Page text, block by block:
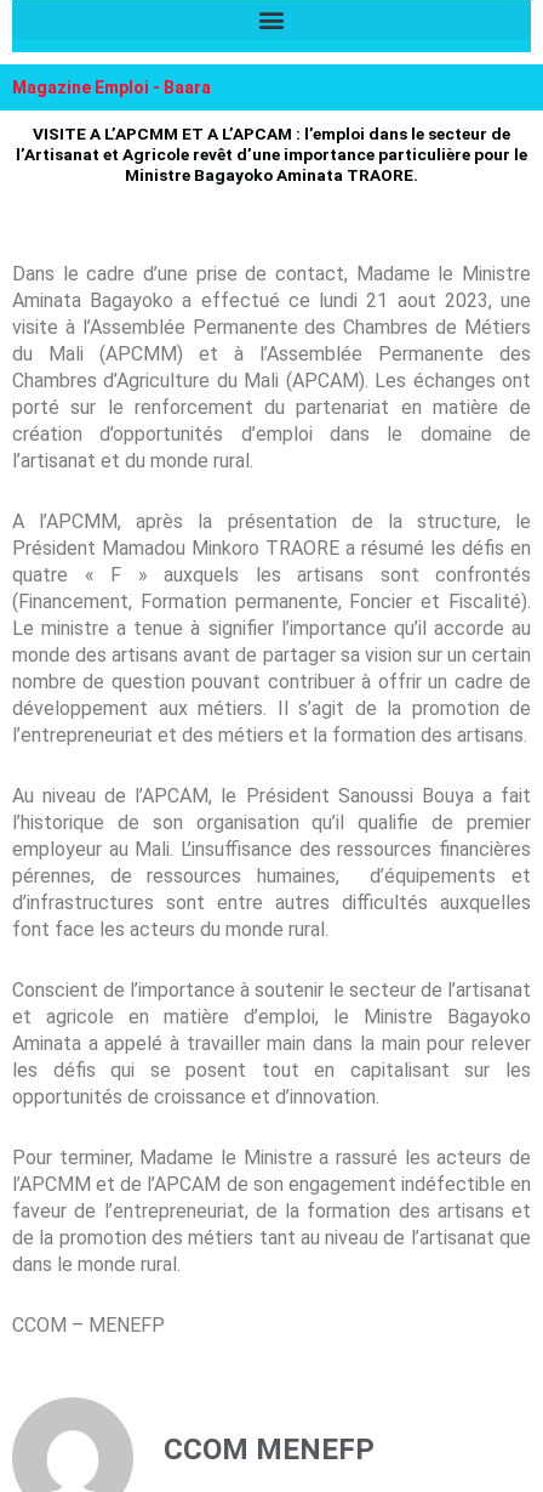
o
e
i
Magazine Emploi - Baara
VISITE A L’APCMM ET A L’APCAM : l’emploi dans le secteur de
l’Artisanat et Agricole revêt d’une importance particulière pour le
Ministre Bagayoko Aminata TRAORE.
Dans le cadre d’une prise de contact, Madame le Ministre
Aminata Bagayoko a effectué ce lundi 21 aout 2023, une
visite à l’Assemblée Permanente des Chambres de Métiers
du Mali (APCMM) et à l’Assemblée Permanente des
Chambres d’Agriculture du Mali (APCAM). Les échanges ont
porté sur le renforcement du partenariat en matière de
création d’opportunités d’emploi dans le domaine de
l’artisanat et du monde rural.
A l’APCMM, après la présentation de la structure, le
Président Mamadou Minkoro TRAORE a résumé les défis en
quatre « F » auxquels les artisans sont confrontés
(Financement, Formation permanente, Foncier et Fiscalité).
Le ministre a tenue à signifier l’importance qu’il accorde au
monde des artisans avant de partager sa vision sur un certain
nombre de question pouvant contribuer à offrir un cadre de
développement aux métiers. Il s’agit de la promotion de
l’entrepreneuriat et des métiers et la formation des artisans.
Au niveau de l’APCAM, le Président Sanoussi Bouya a fait
l’historique de son organisation qu’il qualifie de premier
employeur au Mali. L’insuffisance des ressources financières
pérennes, de ressources humaines, d’équipements et
d’infrastructures sont entre autres difficultés auxquelles
font face les acteurs du monde rural.
Conscient de l’importance à soutenir le secteur de l’artisanat
et agricole en matière d’emploi, le Ministre Bagayoko
Aminata a appelé à travailler main dans la main pour relever
les défis qui se posent tout en capitalisant sur les
opportunités de croissance et d’innovation.
Pour terminer, Madame le Ministre a rassuré les acteurs de
l’APCMM et de l’APCAM de son engagement indéfectible en
faveur de l’entrepreneuriat, de la formation des artisans et
de la promotion des métiers tant au niveau de l’artisanat que
dans le monde rural.
CCOM – MENEFP
CCOM MENEFP